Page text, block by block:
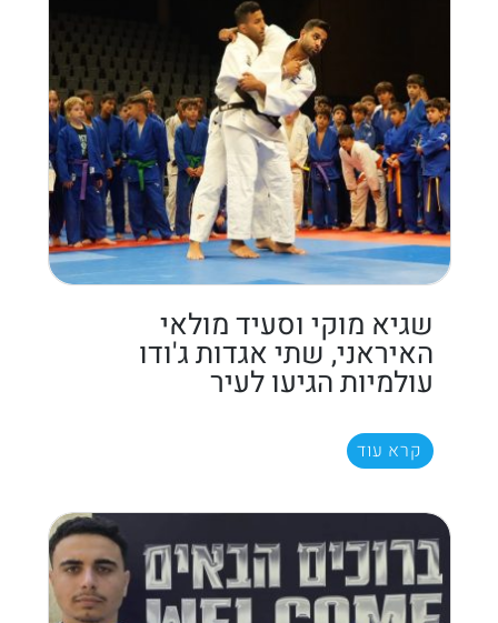
שגיא מוקי וסעיד מולאי
האיראני, שתי אגדות ג'ודו
עולמיות הגיעו לעיר
קרא עוד